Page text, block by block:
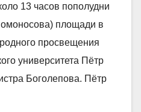
13 часов пополудни
площади в
просвещения
университета Пётр
Боголепова. Пётр